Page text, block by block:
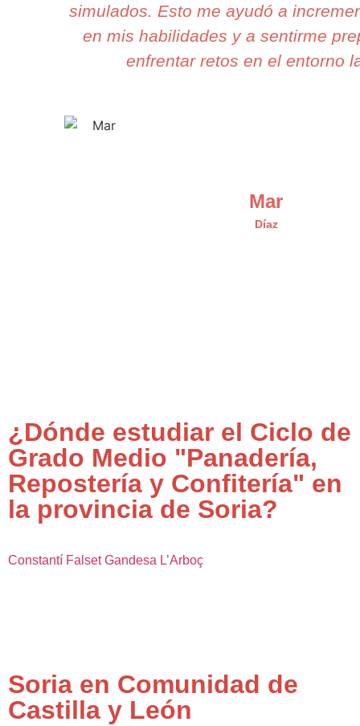
simulados. Esto me ayudó a
en mis habilidades y a sentirme
enfrentar retos en el entorno
Mar
Díaz
¿Dónde estudiar el Ciclo de
Grado Medio "Panadería,
Repostería y Confitería" en
la provincia de Soria?
Constantí Falset Gandesa L’Arboç
Soria en Comunidad de
Castilla y León